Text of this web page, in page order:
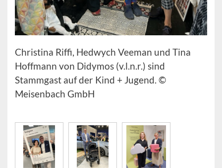
Christina Riffi, Hedwych Veeman und Tina
Hoffmann von Didymos (v.l.n.r.) sind
Stammgast auf der Kind + Jugend. ©
Meisenbach GmbH